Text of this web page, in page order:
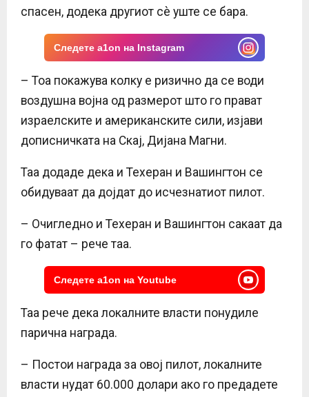
спасен, додека другиот сè уште се бара.
Следете a1on на Instagram
– Тоа покажува колку е ризично да се води
воздушна војна од размерот што го прават
израелските и американските сили, изјави
дописничката на Скај, Дијана Магни.
Таа додаде дека и Техеран и Вашингтон се
обидуваат да дојдат до исчезнатиот пилот.
– Очигледно и Техеран и Вашингтон сакаат да
го фатат – рече таа.
Следете a1on на Youtube
Таа рече дека локалните власти понудиле
парична награда.
– Постои награда за овој пилот, локалните
власти нудат 60.000 долари ако го предадете